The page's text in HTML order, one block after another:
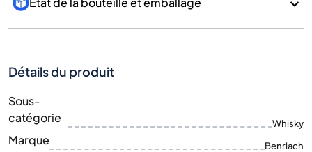
Détails du produit
Sous-
catégorie
Whisky
Marque Benriach